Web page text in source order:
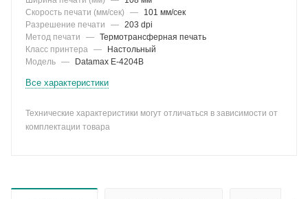
Скорость печати (мм/сек)
—
101 мм/сек
Разрешение печати
— 203 dpi
Метод печати
— Термотрансферная печать
Класс принтера —
Настольный
Модель — Datamax E-4204B
Все характеристики
Технические характеристики могут отличаться в зависимости от
комплектации товара